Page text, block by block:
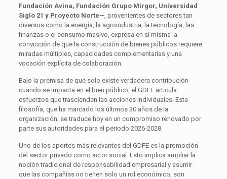
Fundación Avina, Fundación Grupo Mirgor, Universidad
Siglo 21 y Proyecto Norte—, provenientes de sectores tan
diversos como la energía, la agroindustria, la tecnología, las
finanzas o el consumo masivo, expresa en sí misma la
convicción de que la construcción de bienes públicos requiere
miradas múltiples, capacidades complementarias y una
vocación explícita de colaboración.
Bajo la premisa de que solo existe verdadera contribución
cuando se impacta en el bien público, el GDFE articula
esfuerzos que trascienden las acciones individuales. Esta
filosofía, que ha marcado los últimos 30 años de la
organización, se traduce hoy en un compromiso renovado por
parte sus autoridades para el periodo 2026-2028.
Uno de los aportes más relevantes del GDFE es la promoción
del sector privado como actor social. Esto implica ampliar la
noción tradicional de responsabilidad empresarial y asumir
que las compañías no tienen solo un rol económico, son